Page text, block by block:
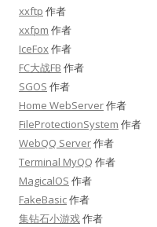
xxftp 作者
xxfpm 作者
IceFox作者
FC大战FB 作者
SGOS 作者
Home WebServer作者
FileProtectionSystem 作者
WebQQ Server作者
Terminal MyQQ 作者
MagicalOS 作者
FakeBasic作者
集钻石小游戏作者